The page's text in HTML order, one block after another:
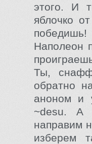
этого. И
яблочко
Наполеон
Ты,
обратно
аноном и
~desu. А
направим
изберем